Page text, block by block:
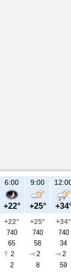
6:00
+22°
+22°
740
65
2
2
9:00
+25°
+25°
740
58
2
8
+34°
740
34
2
59